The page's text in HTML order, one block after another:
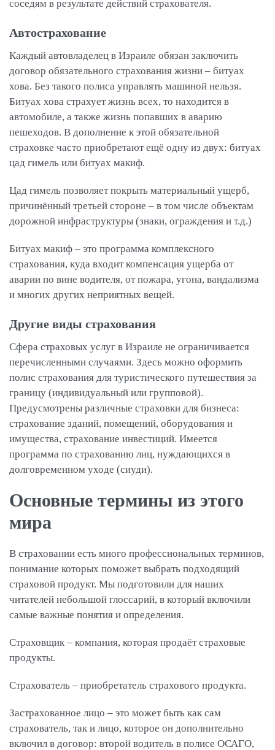
соседям в результате действий страхователя.
Автострахование
Каждый автовладелец в Израиле обязан заключить
договор обязательного страхования жизни – битуах
хова. Без такого полиса управлять машиной нельзя.
Битуах хова страхует жизнь всех, то находится в
автомобиле, а также жизнь попавших в аварию
пешеходов. В дополнение к этой обязательной
страховке часто приобретают ещё одну из двух: битуах
цад гимель или битуах макиф.
Цад гимель позволяет покрыть материальный ущерб,
причинённый третьей стороне – в том числе объектам
дорожной инфраструктуры (знаки, ограждения и т.д.)
Битуах макиф – это программа комплексного
страхования, куда входит компенсация ущерба от
аварии по вине водителя, от пожара, угона, вандализма
и многих других неприятных вещей.
Другие виды страхования
Сфера страховых услуг в Израиле не ограничивается
перечисленными случаями. Здесь можно оформить
полис страхования для туристического путешествия за
границу (индивидуальный или групповой).
Предусмотрены различные страховки для бизнеса:
страхование зданий, помещений, оборудования и
имущества, страхование инвестиций. Имеется
программа по страхованию лиц, нуждающихся в
долговременном уходе (сиуди).
Основные термины из этого
мира
В страховании есть много профессиональных терминов,
понимание которых поможет выбрать подходящий
страховой продукт. Мы подготовили для наших
читателей небольшой глоссарий, в который включили
самые важные понятия и определения.
Страховщик – компания, которая продаёт страховые
продукты.
Страхователь – приобретатель страхового продукта.
Застрахованное лицо – это может быть как сам
страхователь, так и лицо, которое он дополнительно
включил в договор: второй водитель в полисе ОСАГО,